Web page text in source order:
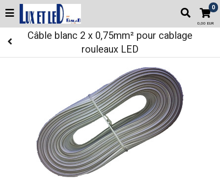
0
0,00 EUR
Câble blanc 2 x 0,75mm² pour cablage
rouleaux LED